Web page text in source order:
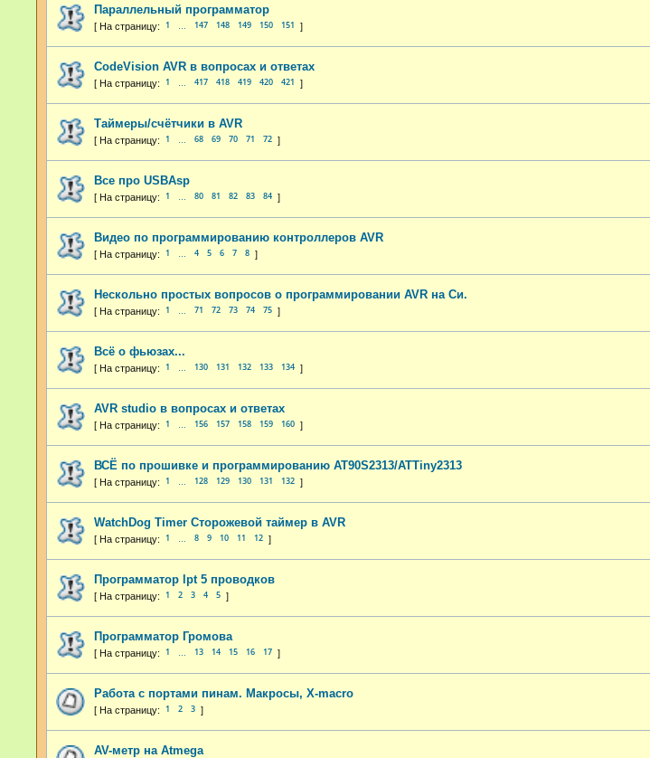
Параллельный программатор
1 147 148 149 150 151
CodeVision AVR в вопросах и ответах
1 417 418 419 420 421
Таймеры/счётчики в AVR
1 68 69 70 71 72
Все про USBAsp
1 80 81 82 83 84
Видео по программированию контроллеров AVR
1 4 5 6 7 8
Нескольно простых вопросов о программировании AVR на Си.
1 71 72 73 74 75
Всё о фьюзах...
1 130 131 132 133 134
AVR studio в вопросах и ответах
1 156 157 158 159 160
ВСЁ по прошивке и программированию AT90S2313/ATTiny2313
1 128 129 130 131 132
WatchDog Timer Сторожевой таймер в AVR
1 8 9 10 11 12
Программатор lpt 5 проводков
1 2 3 4 5
Программатор Громова
1 13 14 15 16 17
Работа с портами пинам. Макросы, X-macro
1 2 3
AV-метр на Atmega